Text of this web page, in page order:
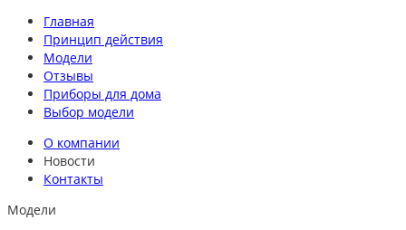
Главная
Принцип действия
Модели
Отзывы
Приборы для дома
Выбор модели
О компании
Новости
Контакты
Модели